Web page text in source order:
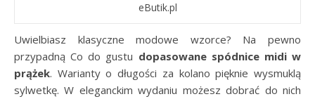
eButik.pl
Uwielbiasz klasyczne modowe wzorce? Na pewno
przypadną Co do gustu dopasowane spódnice midi w
prążek. Warianty o długości za kolano pięknie wysmuklą
sylwetkę. W eleganckim wydaniu możesz dobrać do nich